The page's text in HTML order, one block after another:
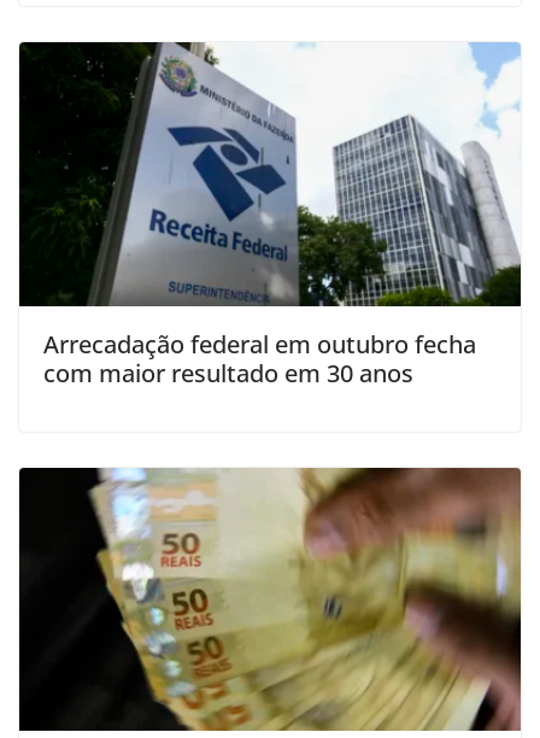
Arrecadação federal em outubro fecha
com maior resultado em 30 anos